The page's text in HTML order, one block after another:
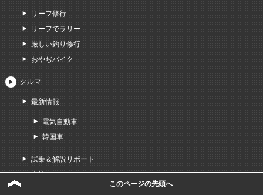
リーフ修行
リーフでラリー
厳しい釣り修行
おやぢバイク
クルマ
最新情報
電気自動車
韓国車
試乗＆解説リポート
車検
このページの先頭へ